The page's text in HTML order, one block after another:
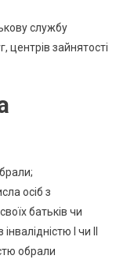
службу
центрів зайнятості
осіб з
батьків чи
I чи II
обрали